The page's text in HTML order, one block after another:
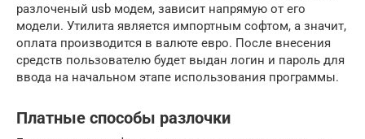
разлоченый usb модем, зависит напрямую от его
модели. Утилита является импортным софтом, а значит,
оплата производится в валюте евро. После внесения
средств пользователю будет выдан логин и пароль для
ввода на начальном этапе использования программы.
Платные способы разлочки